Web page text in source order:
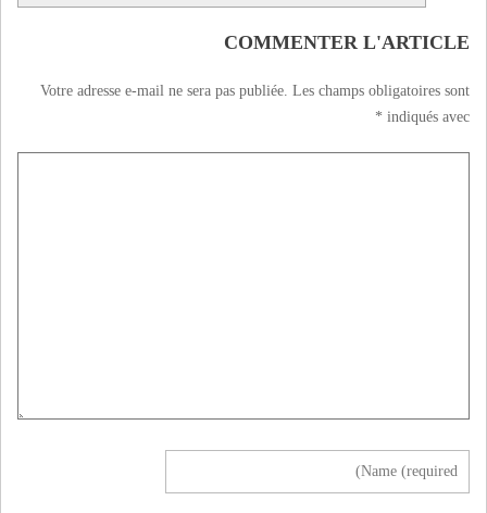
COMMENTER L'ARTICLE
Votre adresse e-mail ne sera pas publiée. Les champs obligatoires sont
indiqués avec
*